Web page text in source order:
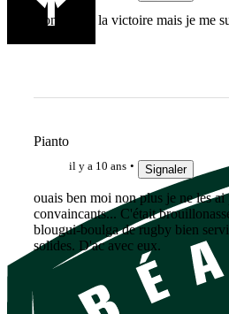
Content de la victoire mais je me
Pianto
il y a 10 ans Signaler
ouais ben moi non plus je ne les ai
convaincants... C'était
blougui-boulga de rugby bien
solides. D'ac avec eux.